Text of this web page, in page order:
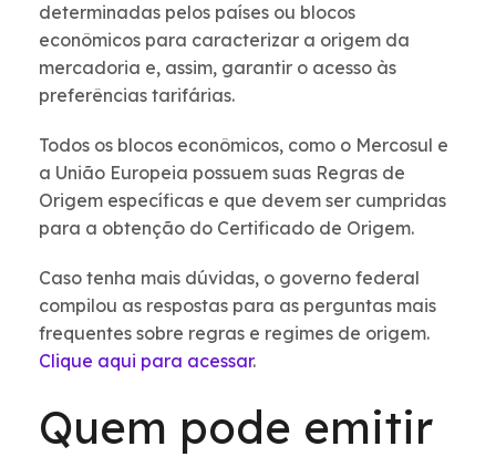
determinadas pelos países ou blocos
econômicos para caracterizar a origem da
mercadoria e, assim, garantir o acesso às
preferências tarifárias.
Todos os blocos econômicos, como o Mercosul e
a União Europeia possuem suas Regras de
Origem específicas e que devem ser cumpridas
para a obtenção do Certificado de Origem.
Caso tenha mais dúvidas, o governo federal
compilou as respostas para as perguntas mais
frequentes sobre regras e regimes de origem.
Clique aqui para acessar.
Quem pode emitir